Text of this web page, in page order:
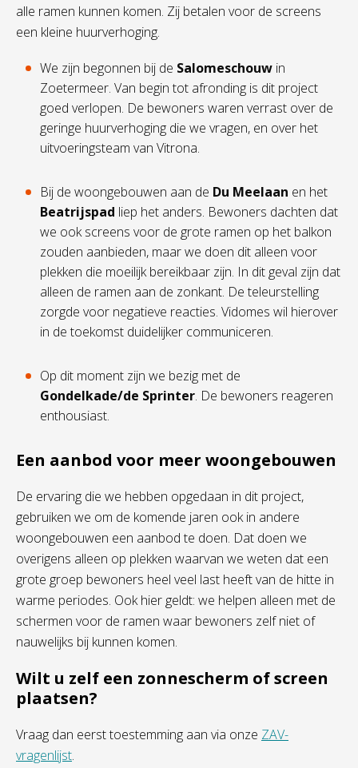
alle ramen kunnen komen. Zij betalen voor de screens
een kleine huurverhoging.
We zijn begonnen bij de Salomeschouw in
Zoetermeer. Van begin tot afronding is dit project
goed verlopen. De bewoners waren verrast over de
geringe huurverhoging die we vragen, en over het
uitvoeringsteam van Vitrona.
Bij de woongebouwen aan de Du Meelaan en het
Beatrijspad liep het anders. Bewoners dachten dat
we ook screens voor de grote ramen op het balkon
zouden aanbieden, maar we doen dit alleen voor
plekken die moeilijk bereikbaar zijn. In dit geval zijn dat
alleen de ramen aan de zonkant. De teleurstelling
zorgde voor negatieve reacties. Vidomes wil hierover
in de toekomst duidelijker communiceren.
Op dit moment zijn we bezig met de
Gondelkade/de Sprinter. De bewoners reageren
enthousiast.
Een aanbod voor meer woongebouwen
De ervaring die we hebben opgedaan in dit project,
gebruiken we om de komende jaren ook in andere
woongebouwen een aanbod te doen. Dat doen we
overigens alleen op plekken waarvan we weten dat een
grote groep bewoners heel veel last heeftvan de hitte in
warme periodes. Ook hier geldt: we helpen alleen met de
schermen voor de ramen waar bewoners zelf niet of
nauwelijks bij kunnen komen.
Wilt u zelf een zonnescherm of screen
plaatsen?
Vraag dan eerst toestemming aan via onze ZAV-
vragenlijst.